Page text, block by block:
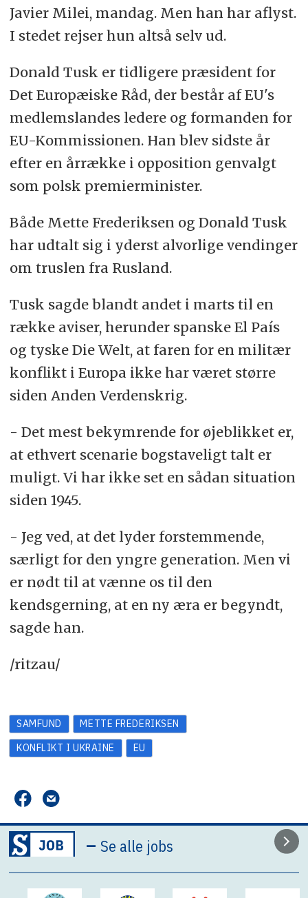
Javier Milei, mandag. Men han har aflyst.
I stedet rejser hun altså selv ud.
Donald Tusk er tidligere præsident for
Det Europæiske Råd, der består af EU's
medlemslandes ledere og formanden for
EU-Kommissionen. Han blev sidste år
efter en årrække i opposition genvalgt
som polsk premierminister.
Både Mette Frederiksen og Donald Tusk
har udtalt sig i yderst alvorlige vendinger
om truslen fra Rusland.
Tusk sagde blandt andet i marts til en
række aviser, herunder spanske El País
og tyske Die Welt, at faren for en militær
konflikt i Europa ikke har været større
siden Anden Verdenskrig.
- Det mest bekymrende for øjeblikket er,
at ethvert scenarie bogstaveligt talt er
muligt. Vi har ikke set en sådan situation
siden 1945.
- Jeg ved, at det lyder forstemmende,
særligt for den yngre generation. Men vi
er nødt til at vænne os til den
kendsgerning, at en ny æra er begyndt,
sagde han.
/ritzau/
SAMFUND
METTE FREDERIKSEN
KONFLIKT I UKRAINE
EU
–Se alle jobs